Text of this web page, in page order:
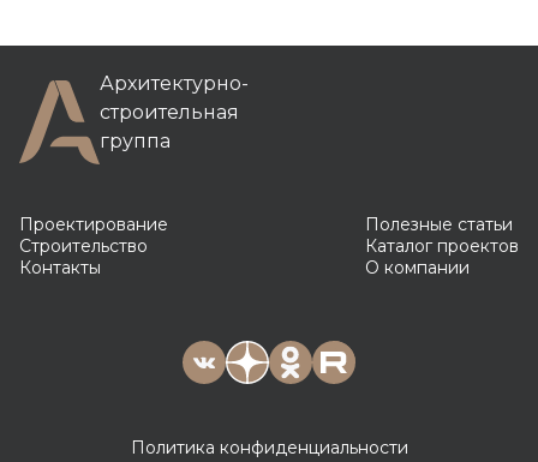
Архитектурно-
строительная
группа
Проектирование
Строительство
Контакты
Полезные статьи
Каталог проектов
О компании
Политика конфиденциальности